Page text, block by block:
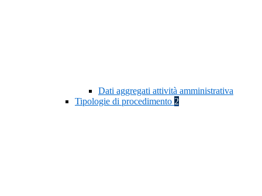
Dati aggregati attività amministrativa
Tipologie di procedimento 2